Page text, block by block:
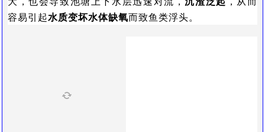
容易引起水质变坏水体缺氧而致鱼类浮头。